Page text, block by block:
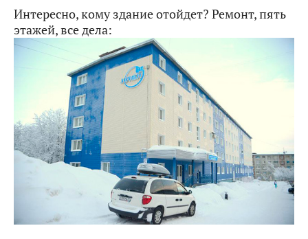
Интересно, кому здание отойдет? Ремонт, пять
этажей, все дела: